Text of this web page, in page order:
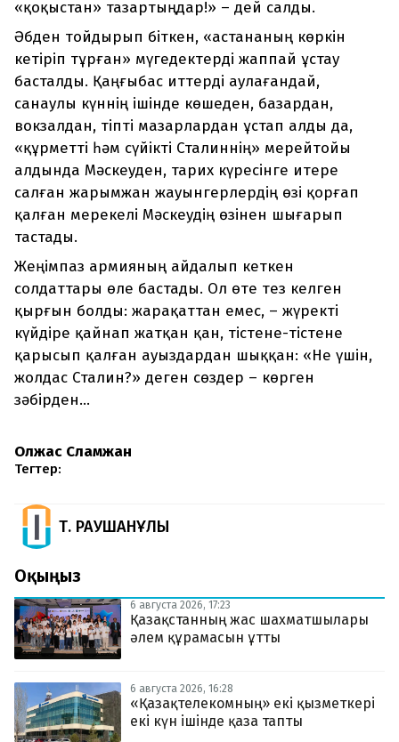
«қоқыстан» тазартыңдар!» – дей салды.
Әбден тойдырып біткен, «астананың көркін
кетіріп тұрған» мүгедектерді жаппай ұстау
басталды. Қаңғыбас иттерді аулағандай,
санаулы күннің ішінде көшеден, базардан,
вокзалдан, тіпті мазарлардан ұстап алды да,
«құрметті һәм сүйікті Сталиннің» мерейтойы
алдында Мәскеуден, тарих күресінге итере
салған жарымжан жауынгерлердің өзі қорғап
қалған мерекелі Мәскеудің өзінен шығарып
тастады.
Жеңімпаз армияның айдалып кеткен
солдаттары өле бастады. Ол өте тез келген
қырғын болды: жарақаттан емес, – жүректі
күйдіре қайнап жатқан қан, тістене-тістене
қарысып қалған ауыздардан шыққан: «Не үшін,
жолдас Сталин?» деген сөздер – көрген
зәбірден...
Олжас Сламжан
Тегтер:
Т. РАУШАНҰЛЫ
Оқыңыз
6 августа 2026, 17:23
Қазақстанның жас шахматшылары
әлем құрамасын ұтты
6 августа 2026, 16:28
«Қазақтелекомның» екі қызметкері
екі күн ішінде қаза тапты